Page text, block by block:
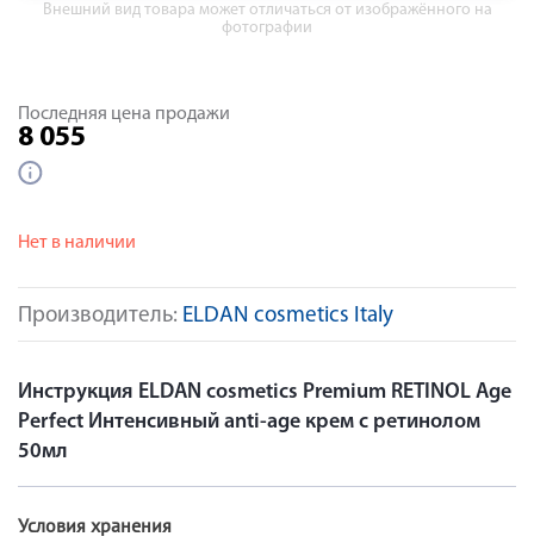
Внешний вид товара может отличаться от изображённого на
фотографии
Производитель: ELDAN cosmetics Italy
Последняя цена продажи
8 055
Нет в наличии
Инструкция ELDAN cosmetics Premium RETINOL Age
Perfect Интенсивный anti-age крем с ретинолом
50мл
Условия хранения